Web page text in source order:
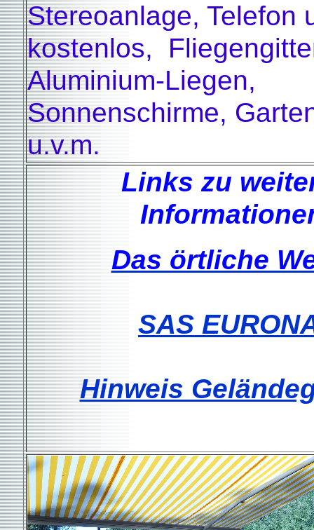
Stereoanlage, Telefon
kostenlos,
Aluminium-Liegen,
Sonnenschirme,
u.v.m.
Links zu
Das örtliche
SAS
Hinweis